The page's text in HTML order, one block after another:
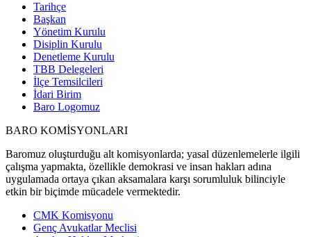
Tarihçe
Başkan
Yönetim Kurulu
Disiplin Kurulu
Denetleme Kurulu
TBB Delegeleri
İlçe Temsilcileri
İdari Birim
Baro Logomuz
BARO KOMİSYONLARI
Baromuz oluşturduğu alt komisyonlarda; yasal düzenlemelerle ilgili
çalışma yapmakta, özellikle demokrasi ve insan hakları adına
uygulamada ortaya çıkan aksamalara karşı sorumluluk bilinciyle
etkin bir biçimde mücadele vermektedir.
CMK Komisyonu
Genç Avukatlar Meclisi